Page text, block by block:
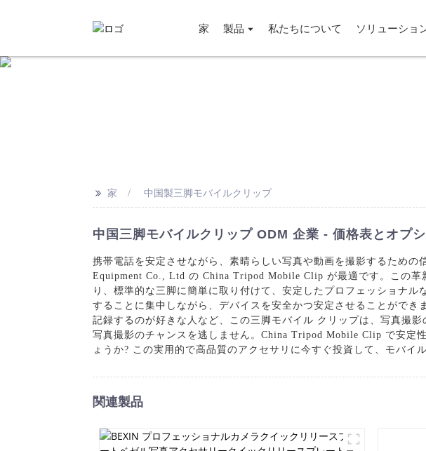
家 製品 私たちについて ソリューショ
>> 家 中国製三脚モバイルクリップ
中国三脚モバイルクリップ ODM 企業 - 価格表とオプ
携帯電話を安定させながら、素晴らしい写真や動画を撮影するため
Equipment Co., Ltd の China Tripod Mobile Clip が最適です。この革
り、標準的な三脚に簡単に取り付けて、安定したプロフェッショナ
することに集中しながら、デバイスを安全かつ安定させることがで
記録するのが好きな人など、この三脚モバイル クリップは、写真撮
写真撮影のチャンスを逃しません。China Tripod Mobile Clip で安定
ょうか? この実用的で高品質のアクセサリに今すぐ投資して、モバイ
関連製品